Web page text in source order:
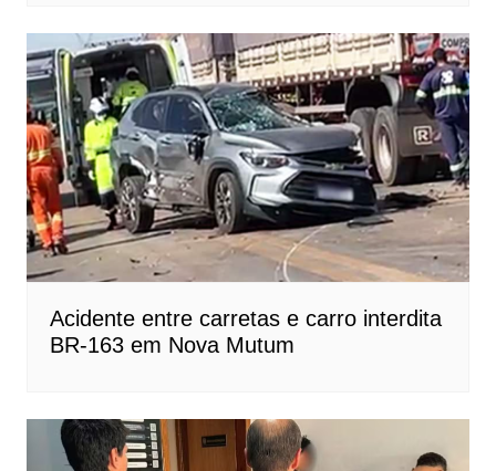
Acidente entre carretas e carro interdita
BR-163 em Nova Mutum